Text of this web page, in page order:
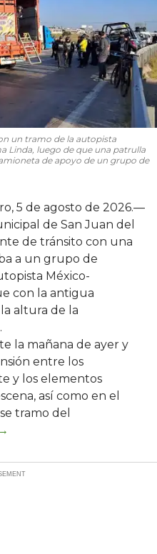
un tramo de la autopista
Linda, luego de que una patrulla
de apoyo de un grupo de
5 de agosto de 2026.—
de San Juan del
de tránsito con una
a un grupo de
México-
con la antigua
altura de la
la mañana de ayer y
entre los
y los elementos
así como en el
tramo del